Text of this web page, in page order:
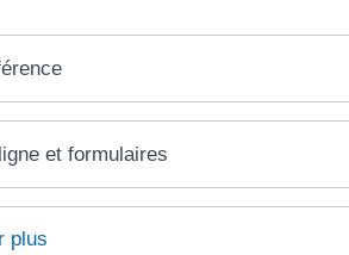
et formulaires
plus